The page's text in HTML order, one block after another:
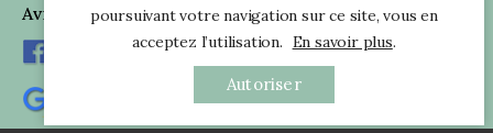
Avis Clientspoursuivant votre navigation sur ce site, vous en
acceptez l’utilisation. En savoir plus.
Autoriser